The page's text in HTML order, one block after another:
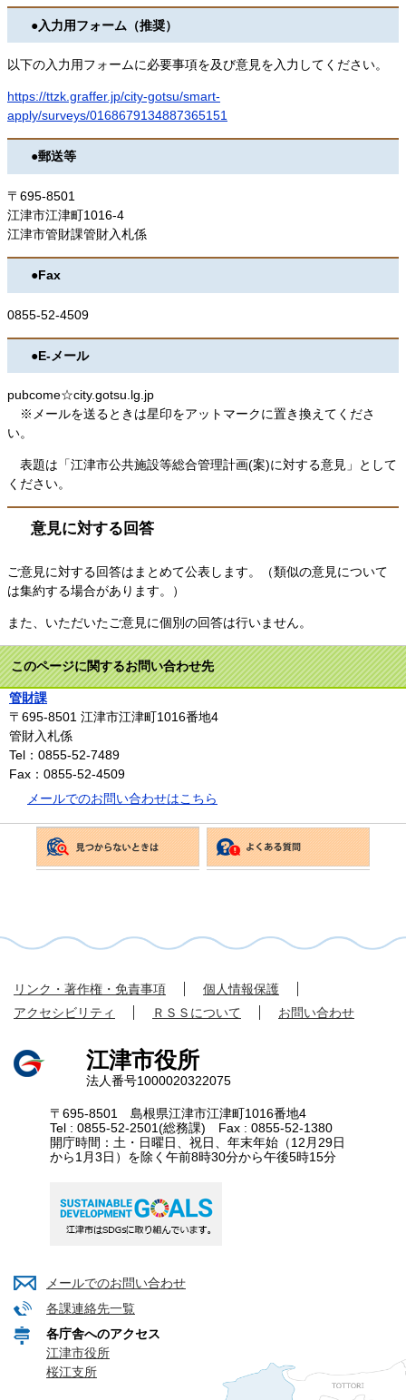
●入力用フォーム（推奨）
以下の入力用フォームに必要事項を及び意見を入力してください。
https://ttzk.graffer.jp/city-gotsu/smart-
apply/surveys/0168679134887365151
●郵送等
〒695-8501
江津市江津町1016-4
江津市管財課管財入札係
●Fax
0855-52-4509
●E-メール
pubcome☆city.gotsu.lg.jp
​※メールを送るときは星印をアットマークに置き換えてくださ
い。
表題は「江津市公共施設等総合管理計画(案)に対する意見」として
ください。
意見に対する回答
ご意見に対する回答はまとめて公表します。（類似の意見について
は集約する場合があります。）
また、いただいたご意見に個別の回答は行いません。
このページに関するお問い合わせ先
管財課
〒695-8501 江津市江津町1016番地4
管財入札係
Tel：0855-52-7489
Fax：0855-52-4509
メールでのお問い合わせはこちら
リンク・著作権・免責事項
個人情報保護
アクセシビリティ
ＲＳＳについて お問い合わせ
江津市役所
法人番号1000020322075
〒695-8501 島根県江津市江津町1016番地4
Tel : 0855-52-2501(総務課) Fax : 0855-52-1380
開庁時間：土・日曜日、祝日、年末年始（12月29日
から1月3日）を除く午前8時30分から午後5時15分
メールでのお問い合わせ
各課連絡先一覧
各庁舎へのアクセス
江津市役所
桜江支所